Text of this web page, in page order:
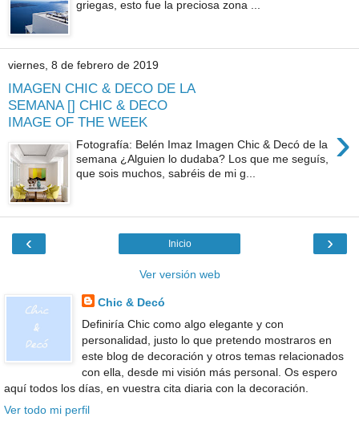
griegas, esto fue la preciosa zona ...
viernes, 8 de febrero de 2019
IMAGEN CHIC & DECO DE LA
SEMANA [] CHIC & DECO
IMAGE OF THE WEEK
›
Fotografía: Belén Imaz Imagen Chic & Decó de la
semana ¿Alguien lo dudaba? Los que me seguís,
que sois muchos, sabréis de mi g...
‹ ›
Inicio
Ver versión web
Chic & Decó
Definiría Chic como algo elegante y con
personalidad, justo lo que pretendo mostraros en
este blog de decoración y otros temas relacionados
con ella, desde mi visión más personal. Os espero
aquí todos los días, en vuestra cita diaria con la decoración.
Ver todo mi perfil